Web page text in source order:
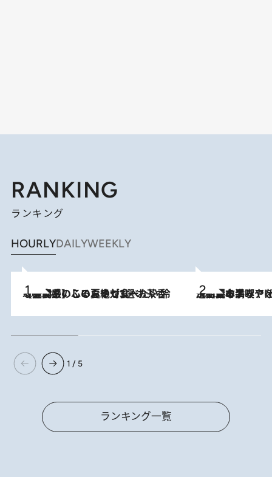
RANKING
ランキング
HOURLYDAILYWEEKLY
2026.8.5
【静岡県】この夏絶対食べたい 冷やしておいしいおやつ3選 お茶香る生食感のふるふるゼリー 2026.8.5
【西日本エリアを総まとめ】 47都道府県の手みやげ ひんやりスイーツで夏を満喫
1 / 5
ランキング一覧